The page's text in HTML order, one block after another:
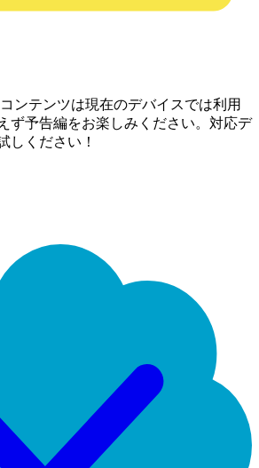
ンテンツは現在のデバイスでは利用
ず予告編をお楽しみください。対応デ
しください！